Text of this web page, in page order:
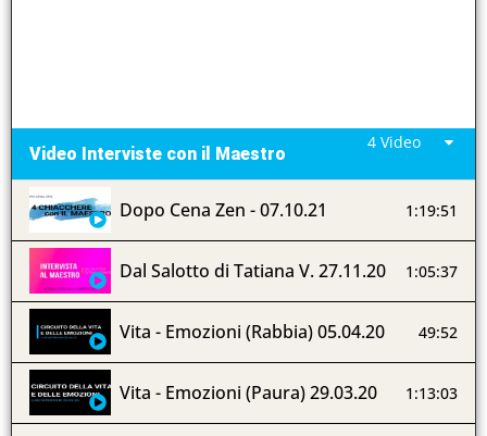
Video Interviste con il Maestro
4 Video
Dopo Cena Zen - 07.10.21 1:19:51
Dal Salotto di Tatiana V. 27.11.20 1:05:37
Vita - Emozioni (Rabbia) 05.04.20 49:52
Vita - Emozioni (Paura) 29.03.20 1:13:03